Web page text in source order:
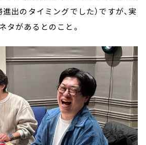
出のタイミングでした）ですが、実
タがあるとのこと。